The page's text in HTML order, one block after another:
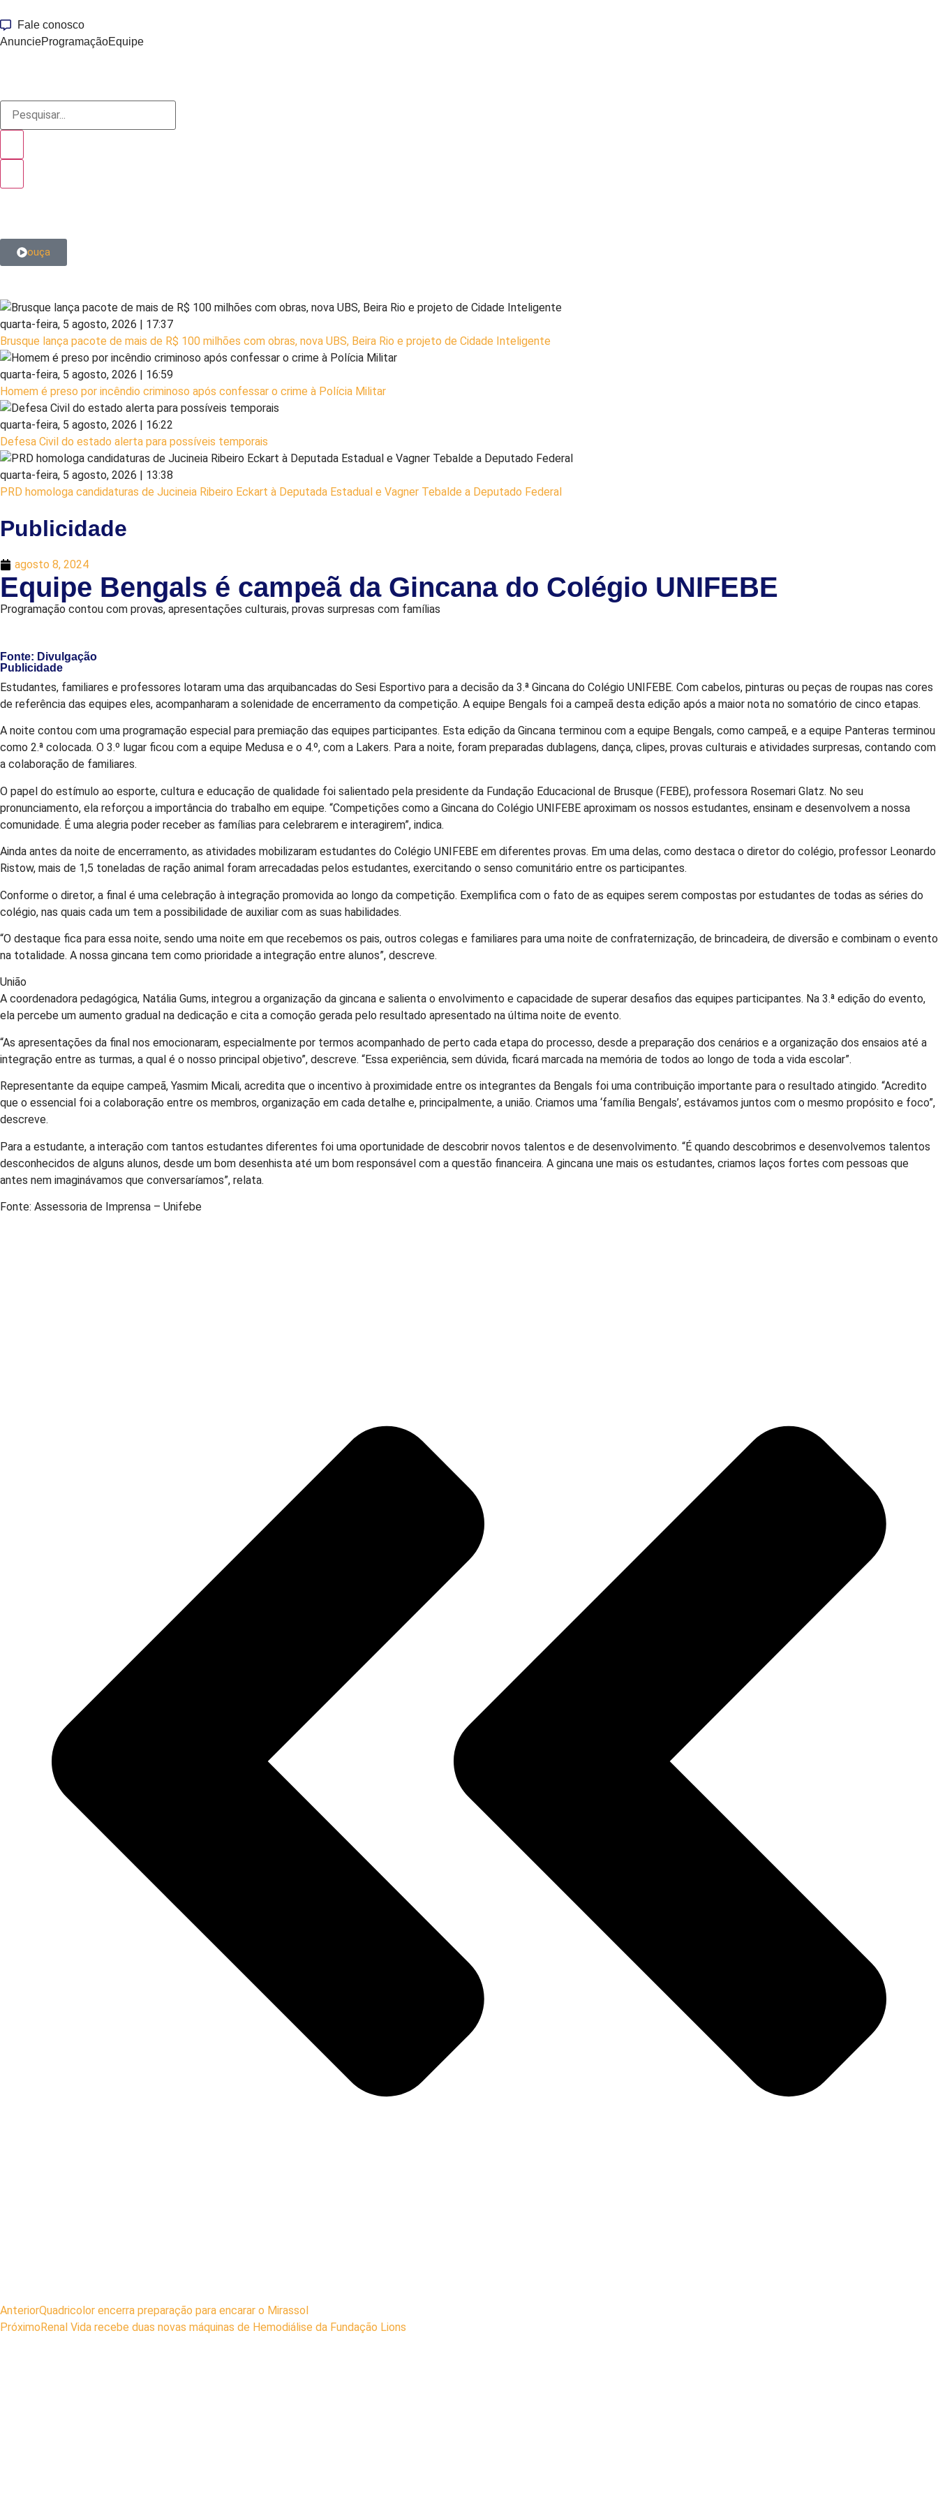
Fale conosco
AnuncieProgramaçãoEquipe
ouça
quarta-feira, 5 agosto, 2026 | 17:37
Brusque lança pacote de mais de R$ 100 milhões com obras, nova UBS, Beira Rio e projeto de Cidade Inteligente
quarta-feira, 5 agosto, 2026 | 16:59
Homem é preso por incêndio criminoso após confessar o crime à Polícia Militar
quarta-feira, 5 agosto, 2026 | 16:22
Defesa Civil do estado alerta para possíveis temporais
quarta-feira, 5 agosto, 2026 | 13:38
PRD homologa candidaturas de Jucineia Ribeiro Eckart à Deputada Estadual e Vagner Tebalde a Deputado Federal
Publicidade
agosto 8, 2024
Equipe Bengals é campeã da Gincana do Colégio UNIFEBE
Programação contou com provas, apresentações culturais, provas surpresas com famílias
Fonte: Divulgação
Publicidade
Estudantes, familiares e professores lotaram uma das arquibancadas do Sesi Esportivo para a decisão da 3.ª Gincana do Colégio UNIFEBE. Com cabelos, pinturas ou peças de roupas nas cores
de referência das equipes eles, acompanharam a solenidade de encerramento da competição. A equipe Bengals foi a campeã desta edição após a maior nota no somatório de cinco etapas.
A noite contou com uma programação especial para premiação das equipes participantes. Esta edição da Gincana terminou com a equipe Bengals, como campeã, e a equipe Panteras terminou
como 2.ª colocada. O 3.º lugar ficou com a equipe Medusa e o 4.º, com a Lakers. Para a noite, foram preparadas dublagens, dança, clipes, provas culturais e atividades surpresas, contando com
a colaboração de familiares.
O papel do estímulo ao esporte, cultura e educação de qualidade foi salientado pela presidente da Fundação Educacional de Brusque (FEBE), professora Rosemari Glatz. No seu
pronunciamento, ela reforçou a importância do trabalho em equipe. “Competições como a Gincana do Colégio UNIFEBE aproximam os nossos estudantes, ensinam e desenvolvem a nossa
comunidade. É uma alegria poder receber as famílias para celebrarem e interagirem”, indica.
Ainda antes da noite de encerramento, as atividades mobilizaram estudantes do Colégio UNIFEBE em diferentes provas. Em uma delas, como destaca o diretor do colégio, professor Leonardo
Ristow, mais de 1,5 toneladas de ração animal foram arrecadadas pelos estudantes, exercitando o senso comunitário entre os participantes.
Conforme o diretor, a final é uma celebração à integração promovida ao longo da competição. Exemplifica com o fato de as equipes serem compostas por estudantes de todas as séries do
colégio, nas quais cada um tem a possibilidade de auxiliar com as suas habilidades.
“O destaque fica para essa noite, sendo uma noite em que recebemos os pais, outros colegas e familiares para uma noite de confraternização, de brincadeira, de diversão e combinam o evento
na totalidade. A nossa gincana tem como prioridade a integração entre alunos”, descreve.
União
A coordenadora pedagógica, Natália Gums, integrou a organização da gincana e salienta o envolvimento e capacidade de superar desafios das equipes participantes. Na 3.ª edição do evento,
ela percebe um aumento gradual na dedicação e cita a comoção gerada pelo resultado apresentado na última noite de evento.
“As apresentações da final nos emocionaram, especialmente por termos acompanhado de perto cada etapa do processo, desde a preparação dos cenários e a organização dos ensaios até a
integração entre as turmas, a qual é o nosso principal objetivo”, descreve. “Essa experiência, sem dúvida, ficará marcada na memória de todos ao longo de toda a vida escolar”.
Representante da equipe campeã, Yasmim Micali, acredita que o incentivo à proximidade entre os integrantes da Bengals foi uma contribuição importante para o resultado atingido. “Acredito
que o essencial foi a colaboração entre os membros, organização em cada detalhe e, principalmente, a união. Criamos uma ‘família Bengals’, estávamos juntos com o mesmo propósito e foco”,
descreve.
Para a estudante, a interação com tantos estudantes diferentes foi uma oportunidade de descobrir novos talentos e de desenvolvimento. “É quando descobrimos e desenvolvemos talentos
desconhecidos de alguns alunos, desde um bom desenhista até um bom responsável com a questão financeira. A gincana une mais os estudantes, criamos laços fortes com pessoas que
antes nem imaginávamos que conversaríamos”, relata.
Fonte: Assessoria de Imprensa – Unifebe
AnteriorQuadricolor encerra preparação para encarar o Mirassol
Próximo Renal Vida recebe duas novas máquinas de Hemodiálise da Fundação Lions